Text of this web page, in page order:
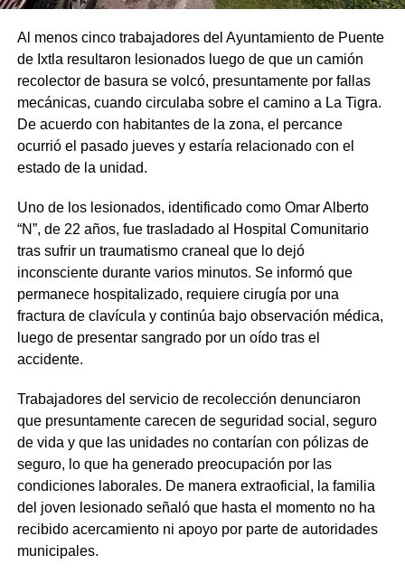
Al menos cinco trabajadores del Ayuntamiento de Puente
de Ixtla resultaron lesionados luego de que un camión
recolector de basura se volcó, presuntamente por fallas
mecánicas, cuando circulaba sobre el camino a La Tigra.
De acuerdo con habitantes de la zona, el percance
ocurrió el pasado jueves y estaría relacionado con el
estado de la unidad.
Uno de los lesionados, identificado como Omar Alberto
“N”, de 22 años, fue trasladado al Hospital Comunitario
tras sufrir un traumatismo craneal que lo dejó
inconsciente durante varios minutos. Se informó que
permanece hospitalizado, requiere cirugía por una
fractura de clavícula y continúa bajo observación médica,
luego de presentar sangrado por un oído tras el
accidente.
Trabajadores del servicio de recolección denunciaron
que presuntamente carecen de seguridad social, seguro
de vida y que las unidades no contarían con pólizas de
seguro, lo que ha generado preocupación por las
condiciones laborales. De manera extraoficial, la familia
del joven lesionado señaló que hasta el momento no ha
recibido acercamiento ni apoyo por parte de autoridades
municipales.